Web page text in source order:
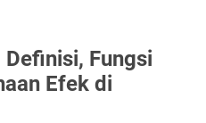
Fungsi
Efek di